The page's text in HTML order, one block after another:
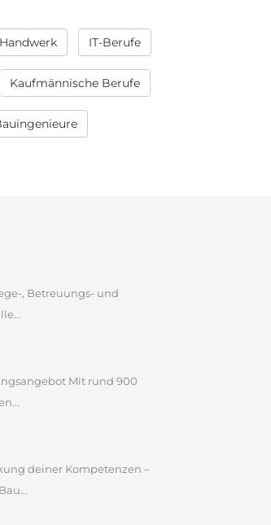
IT-Berufe
Kaufmännische Berufe
, Betreuungs- und
Mit rund 900
deiner Kompetenzen –